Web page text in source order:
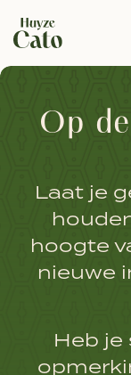
to
main
content
Op
Laat je
hoogte
nieuwe
Heb je